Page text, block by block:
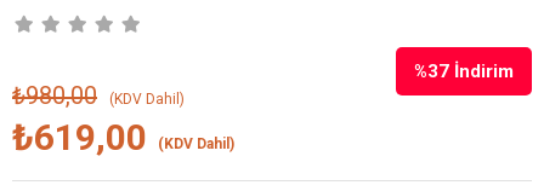
%37 İndirim
₺980,00 (KDV Dahil)
₺619,00 (KDV Dahil)